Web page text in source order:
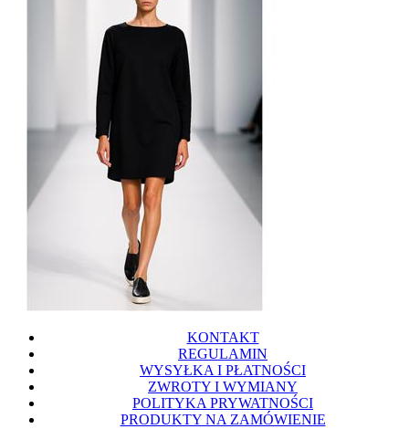
KONTAKT
REGULAMIN
WYSYŁKA I PŁATNOŚCI
ZWROTY I WYMIANY
POLITYKA PRYWATNOŚCI
PRODUKTY NA ZAMÓWIENIE